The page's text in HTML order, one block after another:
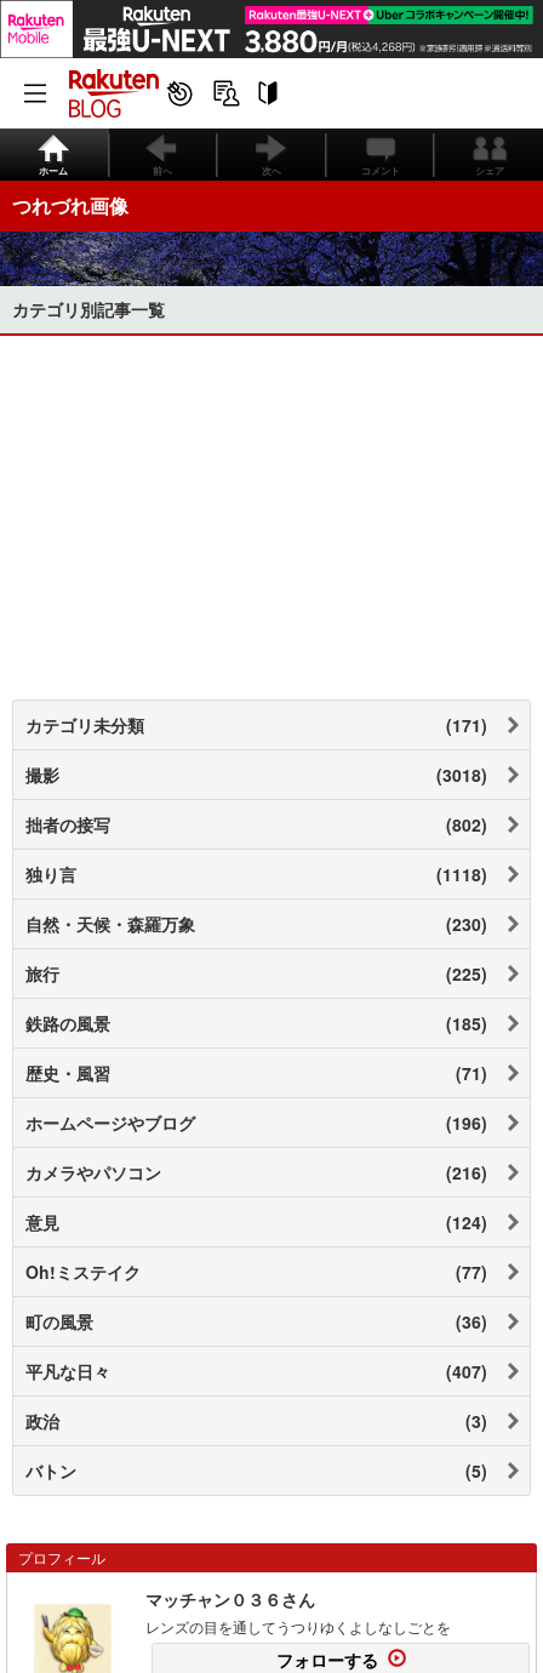
ホーム 前へ 次へ コメント シェア
つれづれ画像
カテゴリ別記事一覧
カテゴリ未分類 (171)
撮影 (3018)
拙者の接写 (802)
独り言 (1118)
自然・天候・森羅万象 (230)
旅行 (225)
鉄路の風景 (185)
歴史・風習 (71)
ホームページやブログ (196)
カメラやパソコン (216)
意見 (124)
Oh!ミステイク (77)
町の風景 (36)
平凡な日々 (407)
政治 (3)
バトン (5)
プロフィール
マッチャン０３６さん
レンズの目を通してうつりゆくよしなしごとを
フォローする